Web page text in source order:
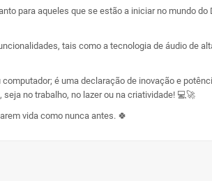
para aqueles que se estão a iniciar no mundo
tais como a tecnologia de áudio de
é uma declaração de inovação e
no trabalho, no lazer ou na criatividade! 💻🚀
vida como nunca antes. 🍀